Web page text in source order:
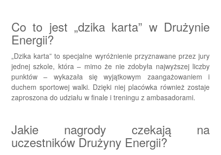
Co to jest „dzika karta” w Drużynie
Energii?
„Dzika karta” to specjalne wyróżnienie przyznawane przez jury
jednej szkole, która – mimo że nie zdobyła najwyższej liczby
punktów – wykazała się wyjątkowym zaangażowaniem i
duchem sportowej walki. Dzięki niej placówka również zostaje
zaproszona do udziału w finale i treningu z ambasadorami.
Jakie nagrody czekają na
uczestników Drużyny Energii?